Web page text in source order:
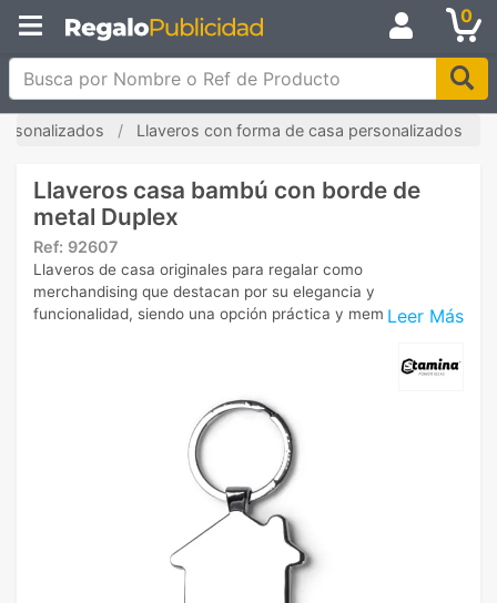
0
Busca por Nombre o Ref de Producto
Llaveros con forma de casa personalizados
Llaveros casa bambú con borde de
metal Duplex
Ref: 92607
Leer Más
Llaveros de casa originales para regalar como
merchandising que destacan por su elegancia y
funcionalidad, siendo una opción práctica y memorable.